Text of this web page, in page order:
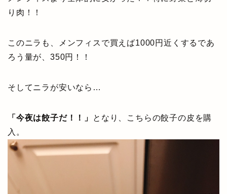
り肉！！
このニラも、メンフィスで買えば1000円近くするであ
ろう量が、350円！！
そしてニラが安いなら…
「今夜は餃子だ！！」
となり、こちらの餃子の皮を購
入。